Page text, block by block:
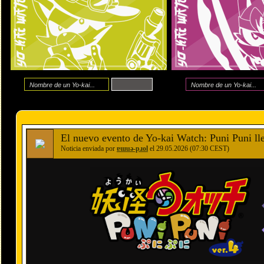
El nuevo evento de Yo-kai Watch: Puni Puni
Noticia enviada por ɐɯuǝ-pɹol el 29.05.2026 (07:30 CEST)